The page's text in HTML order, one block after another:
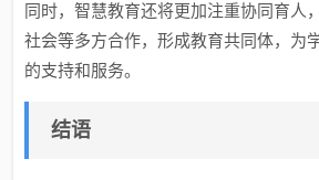
同时，智慧教育还将更加注重协同育人
社会等多方合作，形成教育共同体，为
的支持和服务。
结语